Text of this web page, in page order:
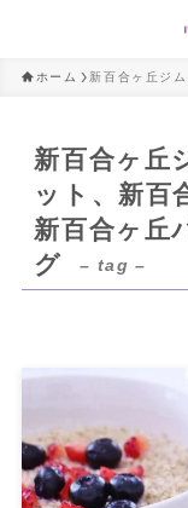
ホーム 新百合ヶ丘ジ
新百合ヶ丘
ット、新百
新百合ヶ丘
グ
– tag –